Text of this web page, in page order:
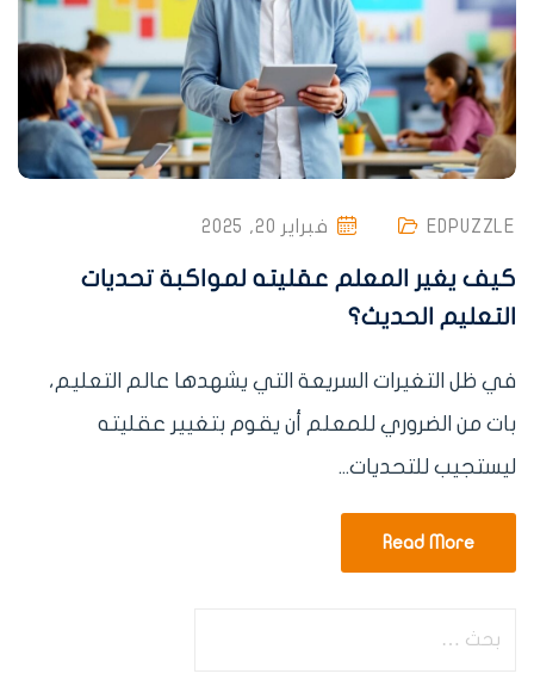
EDPUZZLE فبراير 20, 2025
كيف يغير المعلم عقليته لمواكبة تحديات
التعليم الحديث؟
في ظل التغيرات السريعة التي يشهدها عالم التعليم،
بات من الضروري للمعلم أن يقوم بتغيير عقليته
ليستجيب للتحديات...
Read More